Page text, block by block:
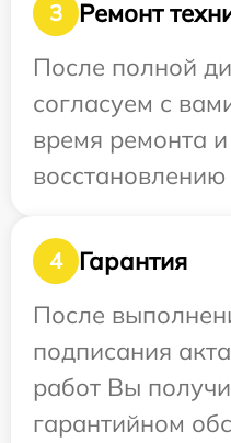
3
Ремонт
После полной
согласуем с
время ремонта
восстановлению
4
Гарантия
После
подписания
работ Вы
гарантийном